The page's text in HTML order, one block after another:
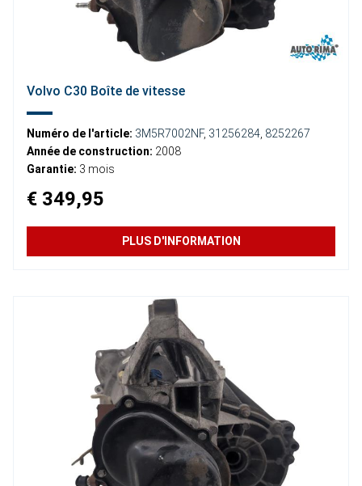
Volvo C30 Boîte de vitesse
Numéro de l'article: 3M5R7002NF, 31256284 8252267
Année de construction: 2008
Garantie: 3 mois
€ 349,95
PLUS D'INFORMATION